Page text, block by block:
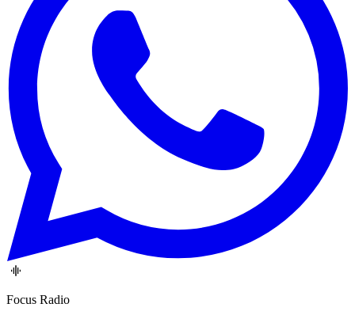
Focus Radio